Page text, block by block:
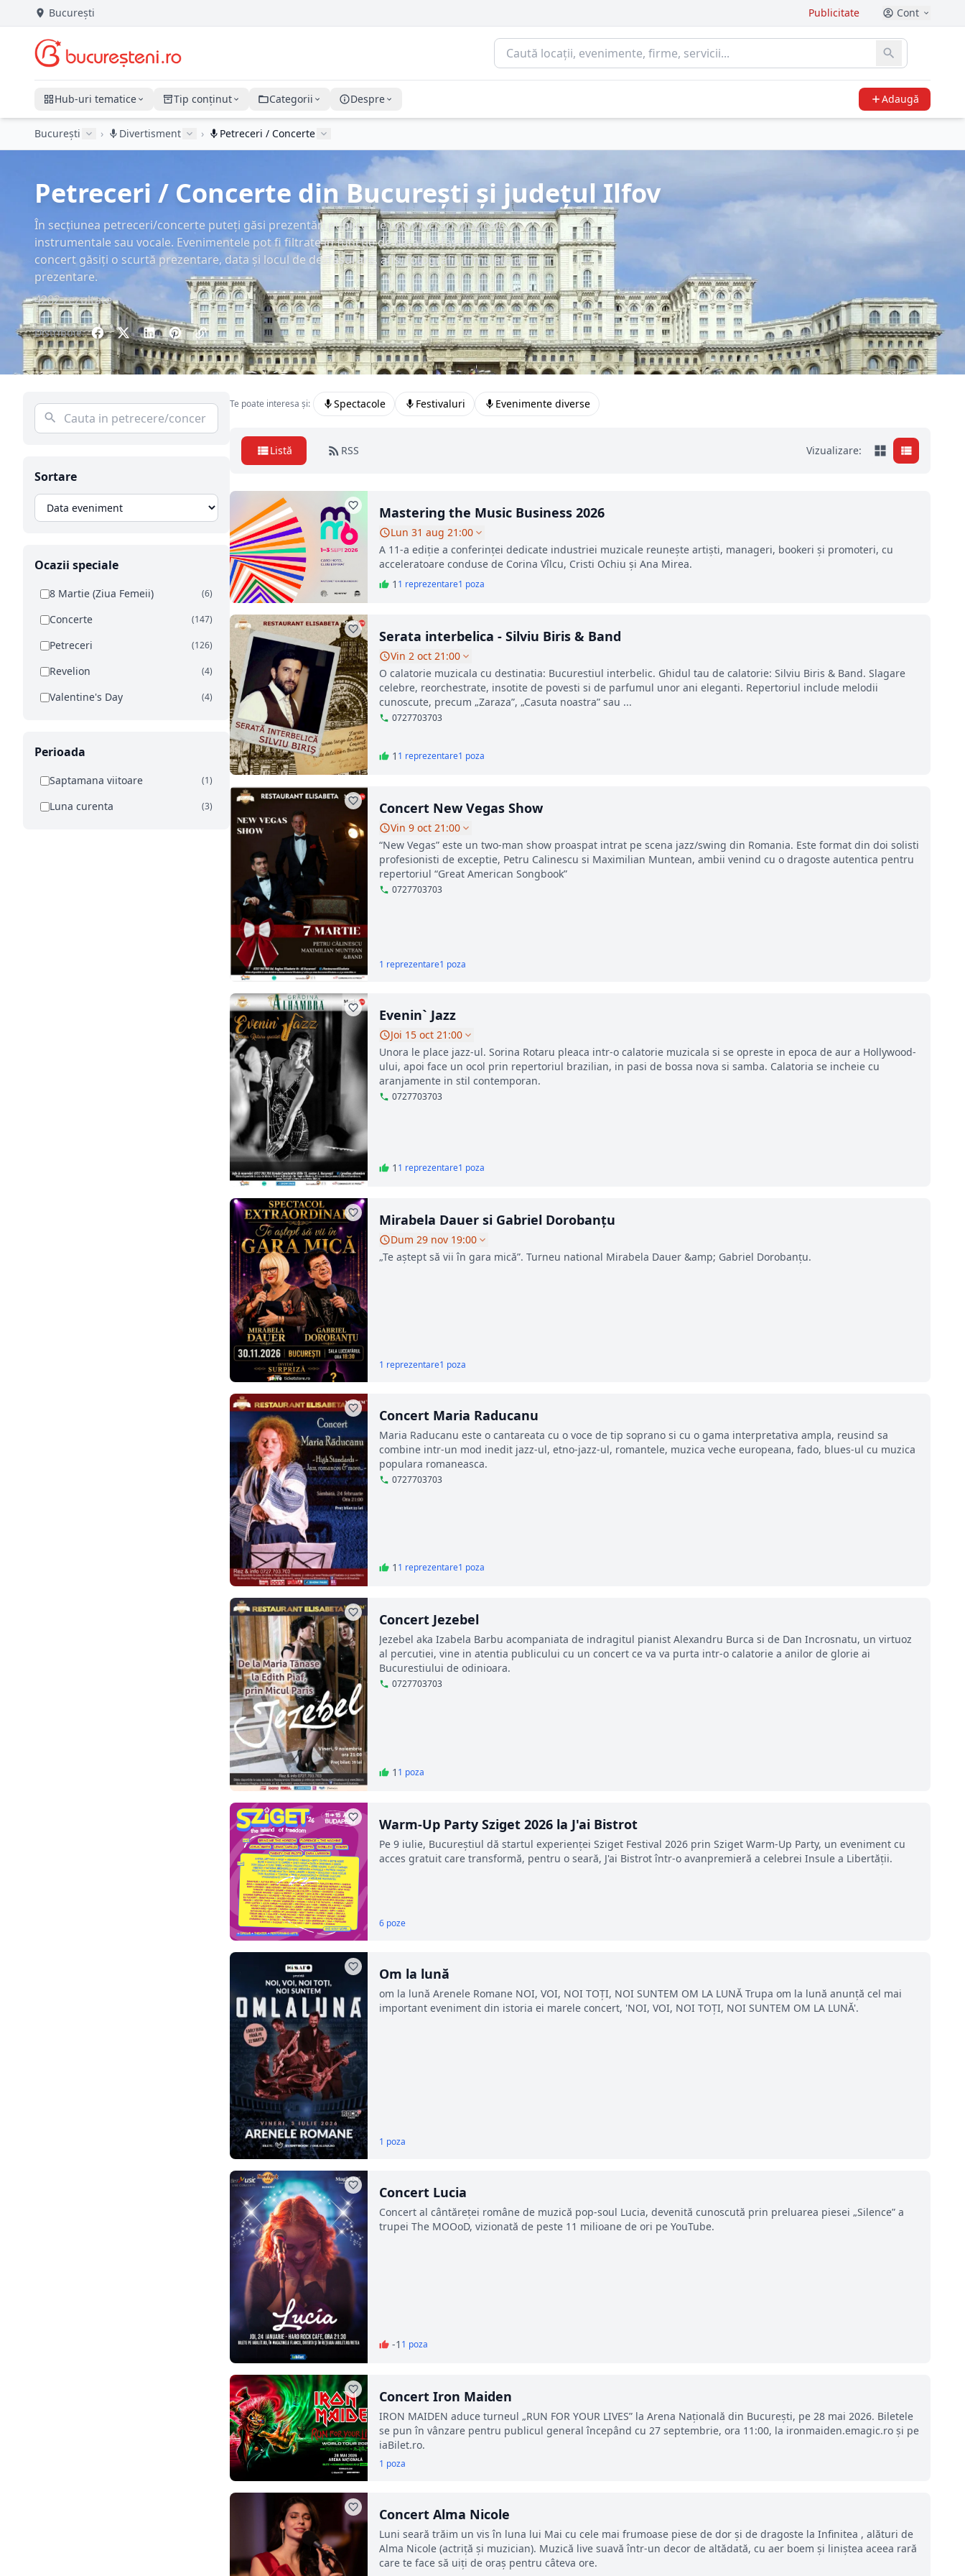
București Publicitate Cont
Hub-uri tematice Tip conținut Categorii Despre Adaugă
București › Divertisment › Petreceri / Concerte
Petreceri / Concerte din București și județul Ilfov
În secțiunea petreceri/concerte puteți găsi prezentări publice ale unor lucrări muzicale,
instrumentale sau vocale. Evenimentele pot fi filtrate în funcție de data desfășurării. La fiecare
concert găsiți o scurtă prezentare, data și locul de desfășurare, afiș, fotografii, filmulețe de
prezentare.
4282 rezultate
Distribuie:
Sortare
Ocazii speciale
8 Martie (Ziua Femeii) (6)
Concerte (147)
Petreceri (126)
Revelion (4)
Valentine's Day (4)
Perioada
Saptamana viitoare (1)
Luna curenta (3)
Te poate interesa și: Spectacole Festivaluri Evenimente diverse
Listă RSS Vizualizare:
Mastering the Music Business 2026
Lun 31 aug 21:00
A 11-a ediție a conferinței dedicate industriei muzicale reunește artiști, manageri, bookeri și promoteri, cu
acceleratoare conduse de Corina Vîlcu, Cristi Ochiu și Ana Mirea.
1 1 reprezentare1 poza
Serata interbelica - Silviu Biris & Band
Vin 2 oct 21:00
O calatorie muzicala cu destinatia: Bucurestiul interbelic. Ghidul tau de calatorie: Silviu Biris & Band. Slagare
celebre, reorchestrate, insotite de povesti si de parfumul unor ani eleganti. Repertoriul include melodii
cunoscute, precum „Zaraza”, „Casuta noastra” sau ...
0727703703
1 1 reprezentare1 poza
Concert New Vegas Show
Vin 9 oct 21:00
“New Vegas” este un two-man show proaspat intrat pe scena jazz/swing din Romania. Este format din doi solisti
profesionisti de exceptie, Petru Calinescu si Maximilian Muntean, ambii venind cu o dragoste autentica pentru
repertoriul “Great American Songbook”
0727703703
1 reprezentare1 poza
Evenin` Jazz
Joi 15 oct 21:00
Unora le place jazz-ul. Sorina Rotaru pleaca intr-o calatorie muzicala si se opreste in epoca de aur a Hollywood-
ului, apoi face un ocol prin repertoriul brazilian, in pasi de bossa nova si samba. Calatoria se incheie cu
aranjamente in stil contemporan.
0727703703
1 1 reprezentare1 poza
Mirabela Dauer si Gabriel Dorobanțu
Dum 29 nov 19:00
„Te aștept să vii în gara mică”. Turneu national Mirabela Dauer &amp; Gabriel Dorobanțu.
1 reprezentare1 poza
Concert Maria Raducanu
Maria Raducanu este o cantareata cu o voce de tip soprano si cu o gama interpretativa ampla, reusind sa
combine intr-un mod inedit jazz-ul, etno-jazz-ul, romantele, muzica veche europeana, fado, blues-ul cu muzica
populara romaneasca.
0727703703
1 1 reprezentare1 poza
Concert Jezebel
Jezebel aka Izabela Barbu acompaniata de indragitul pianist Alexandru Burca si de Dan Incrosnatu, un virtuoz
al percutiei, vine in atentia publicului cu un concert ce va va purta intr-o calatorie a anilor de glorie ai
Bucurestiului de odinioara.
0727703703
1 1 poza
Warm-Up Party Sziget 2026 la J'ai Bistrot
Pe 9 iulie, Bucureștiul dă startul experienței Sziget Festival 2026 prin Sziget Warm-Up Party, un eveniment cu
acces gratuit care transformă, pentru o seară, J'ai Bistrot într-o avanpremieră a celebrei Insule a Libertății.
6 poze
Om la lună
om la lună Arenele Romane NOI, VOI, NOI TOȚI, NOI SUNTEM OM LA LUNĂ Trupa om la lună anunță cel mai
important eveniment din istoria ei marele concert, 'NOI, VOI, NOI TOȚI, NOI SUNTEM OM LA LUNĂ'.
1 poza
Concert Lucia
Concert al cântăreței române de muzică pop-soul Lucia, devenită cunoscută prin preluarea piesei „Silence” a
trupei The MOOoD, vizionată de peste 11 milioane de ori pe YouTube.
-1 1 poza
Concert Iron Maiden
IRON MAIDEN aduce turneul „RUN FOR YOUR LIVES” la Arena Națională din București, pe 28 mai 2026. Biletele
se pun în vânzare pentru publicul general începând cu 27 septembrie, ora 11:00, la ironmaiden.emagic.ro și pe
iaBilet.ro.
1 poza
Concert Alma Nicole
Luni seară trăim un vis în luna lui Mai cu cele mai frumoase piese de dor și de dragoste la Infinitea , alături de
Alma Nicole (actriță și muzician). Muzică live suavă într-un decor de altădată, cu aer boem și liniștea aceea rară
care te face să uiți de oraș pentru câteva ore.